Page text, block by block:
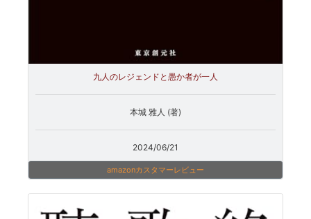
九人のレジェンドと愚か者が一人
本城 雅人 (著)
2024/06/21
amazonカスタマーレビュー